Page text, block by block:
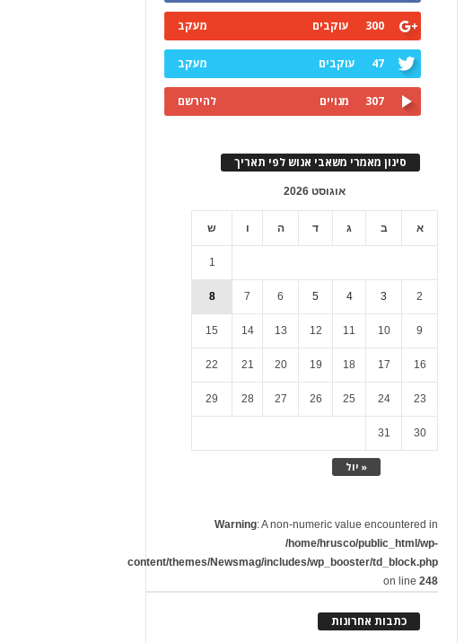
300 עוקבים מעקב
47 עוקבים מעקב
307 מנויים להירשם
סינון מאמרי משאבי אנוש לפי תאריך
אוגוסט 2026
א ב ג ד ה ו ש
« יול
1
2
3
4
5
6
7
8
9
10
11
12
13
14
15
16
17
18
19
20
21
22
23
24
25
26
27
28
29
30
31
Warning: A non-numeric value encountered in
/home/hrusco/public_html/wp-
content/themes/Newsmag/includes/wp_booster/td_block.php
on line248
כתבות אחרונות